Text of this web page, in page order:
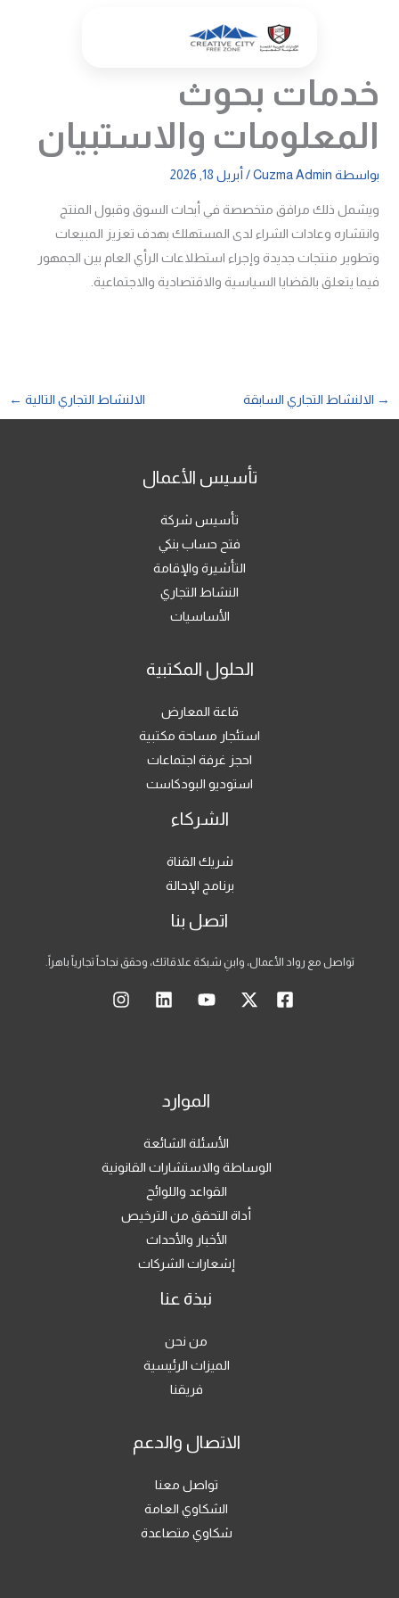
خدمات بحوث
المعلومات والاستبيان
بواسطة Cuzma Admin
/ أبريل 18, 2026
ويشمل ذلك مرافق متخصصة في أبحاث السوق وقبول المنتج
وانتشاره وعادات الشراء لدى المستهلك بهدف تعزيز المبيعات
وتطوير منتجات جديدة وإجراء استطلاعات الرأي العام بين الجمهور
فيما يتعلق بالقضايا السياسية والاقتصادية والاجتماعية.
→ الالنشاط التجاري السابقة الالنشاط التجاري التالية ←
تأسيس الأعمال
تأسيس شركة
فتح حساب بنكي
التأشيرة والإقامة
النشاط التجاري
الأساسيات
الحلول المكتبية
قاعة المعارض
استئجار مساحة مكتبية
احجز غرفة اجتماعات
استوديو البودكاست
الشركاء
شريك القناة
برنامج الإحالة
اتصل بنا
تواصل مع رواد الأعمال، وابنِ شبكة علاقاتك، وحقق نجاحاً تجارياً باهراً.
الموارد
الأسئلة الشائعة
الوساطة والاستشارات القانونية
القواعد واللوائح
أداة التحقق من الترخيص
الأخبار والأحداث
إشعارات الشركات
نبذة عنا
من نحن
الميزات الرئيسية
فريقنا
الاتصال والدعم
تواصل معنا
الشكاوي العامة
شكاوي متصاعدة